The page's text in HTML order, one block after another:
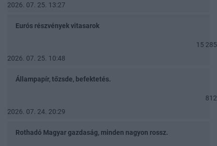
2026. 07. 25. 13:27
Eurós részvények vitasarok
15 285
2026. 07. 25. 10:48
Állampapír, tőzsde, befektetés.
812
2026. 07. 24. 20:29
Rothadó Magyar gazdaság, minden nagyon rossz.